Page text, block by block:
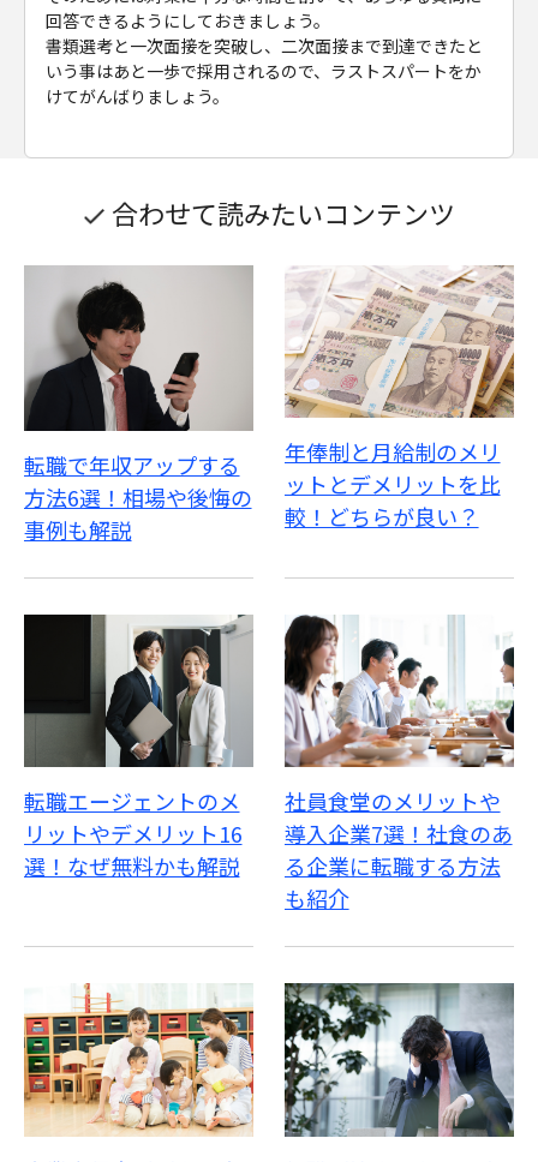
回答できるようにしておきましょう。
書類選考と一次面接を突破し、二次面接まで到達できたと
いう事はあと一歩で採用されるので、ラストスパートをか
けてがんばりましょう。
合わせて読みたいコンテンツ
転職で年収アップする
方法6選！相場や後悔の
事例も解説
年俸制と月給制のメリ
ットとデメリットを比
較！どちらが良い？
転職エージェントのメ
リットやデメリット16
選！なぜ無料かも解説
社員食堂のメリットや
導入企業7選！社食のあ
る企業に転職する方法
も紹介